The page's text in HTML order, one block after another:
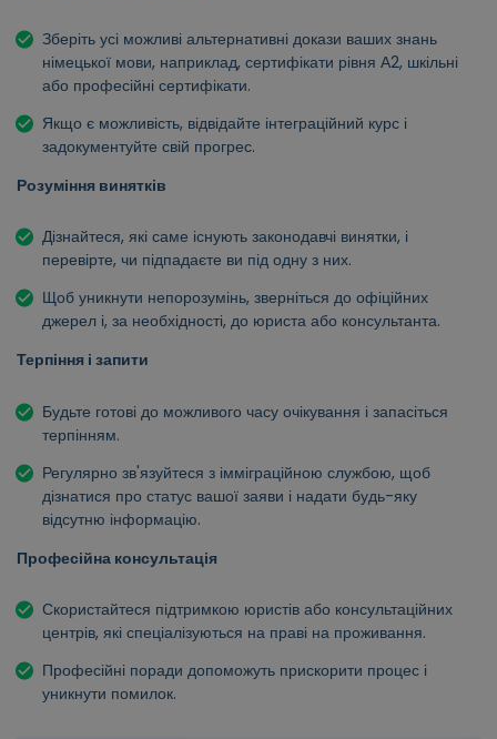
Зберіть усі можливі альтернативні докази ваших знань
німецької мови, наприклад, сертифікати рівня А2, шкільні
або професійні сертифікати.
Якщо є можливість, відвідайте інтеграційний курс і
задокументуйте свій прогрес.
Розуміння винятків
Дізнайтеся, які саме існують законодавчі винятки, і
перевірте, чи підпадаєте ви під одну з них.
Щоб уникнути непорозумінь, зверніться до офіційних
джерел і, за необхідності, до юриста або консультанта.
Терпіння і запити
Будьте готові до можливого часу очікування і запасіться
терпінням.
Регулярно зв'язуйтеся з імміграційною службою, щоб
дізнатися про статус вашої заяви і надати будь-яку
відсутню інформацію.
Професійна консультація
Скористайтеся підтримкою юристів або консультаційних
центрів, які спеціалізуються на праві на проживання.
Професійні поради допоможуть прискорити процес і
уникнути помилок.